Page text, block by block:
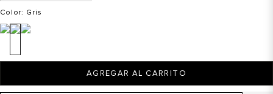
Color: Gris
AGREGAR AL CARRITO